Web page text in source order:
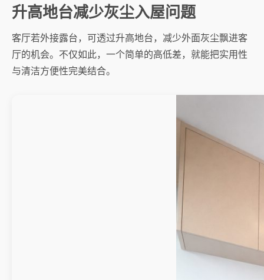
升高地台减少灰尘入屋问题
客厅若外接露台，可透过升高地台，减少外面灰尘飘进客
厅的机会。不仅如此，一个简单的高低差，就能把实用性
与清洁方便性完美结合。